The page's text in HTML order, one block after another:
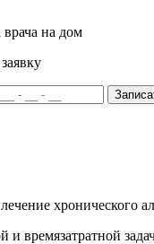
на дом
хронического
времязатратной